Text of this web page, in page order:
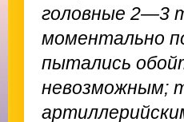
головные 2—3
моментально
пытались
невозможным;